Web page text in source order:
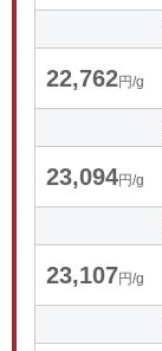
22,762円/g
23,094円/g
23,107円/g